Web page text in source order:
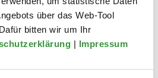
über das Web-Tool
bitten wir um Ihr
| Impressum
für Hobbyfahrende, ein
das beliebte „Fette-Reifen-
Anmeldung unterrsg-